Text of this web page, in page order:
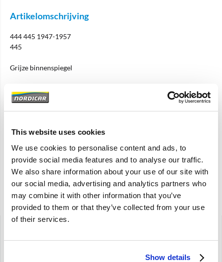
This website uses cookies
We use cookies to personalise content and ads, to
provide social media features and to analyse our traffic.
We also share information about your use of our site with
our social media, advertising and analytics partners who
may combine it with other information that you’ve
provided to them or that they’ve collected from your use
of their services.
Show details
Artikelomschrijving
444 445 1947-1957
445
Grijze binnenspiegel
Merk
Artikelcode 96613-U
OE referentie 96613
Gerelateerde artikelen